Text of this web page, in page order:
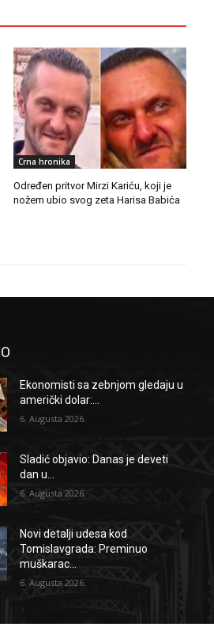
Crna hronika
Određen pritvor Mirzi Kariću, koji je
nožem ubio svog zeta Harisa Babića
Ekonomisti sa zebnjom gledaju u
američki dolar:...
6. Augusta 2026.
Sladić objavio: Danas je deveti
dan u...
6. Augusta 2026.
Novi detalji udesa kod
Tomislavgrada: Preminuo
muškarac...
6. Augusta 2026.